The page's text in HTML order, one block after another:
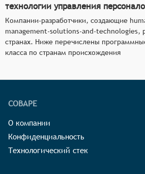
технологии управления
Компании-разработчики, создающие
management-solutions-and-technologies,
странах. Ниже перечислены
класса по странам происхождения
СОВАРЕ
О компании
Конфиденциальность
Технологический стек